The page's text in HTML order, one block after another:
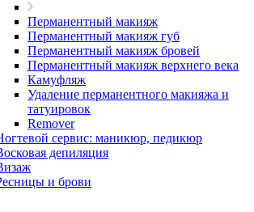
Перманентный макияж
Перманентный макияж губ
Перманентный макияж бровей
Перманентный макияж верхнего века
Камуфляж
Удаление перманентного макияжа и
татуировок
Remover
сервис: маникюр, педикюр
депиляция
и брови